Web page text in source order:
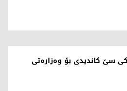
سێ کاندیدی بۆ وەزارەتی